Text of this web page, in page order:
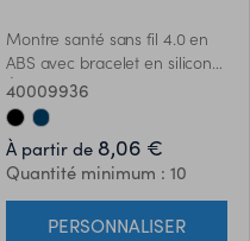
Montre santé sans fil 4.0 en
ABS avec bracelet en silicone.
Écran LCD tactile de 0,96
pouce. Batterie rechargeable
Li-Pol 90 mAh. Nécessite une
application gratuite (HryFine
disponible sur iOS et Android).
40009936
À partir de 8,06 €
Quantité minimum : 10
PERSONNALISER